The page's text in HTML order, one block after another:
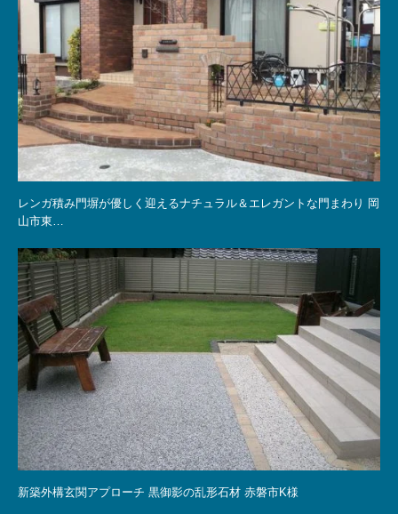
レンガ積み門塀が優しく迎えるナチュラル＆エレガントな門まわり 岡
山市東…
新築外構玄関アプローチ 黒御影の乱形石材 赤磐市K様